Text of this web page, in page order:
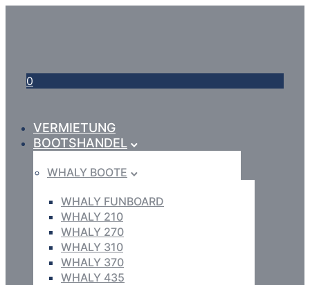
0
VERMIETUNG
BOOTSHANDEL
WHALY BOOTE
WHALY FUNBOARD
WHALY 210
WHALY 270
WHALY 310
WHALY 370
WHALY 435